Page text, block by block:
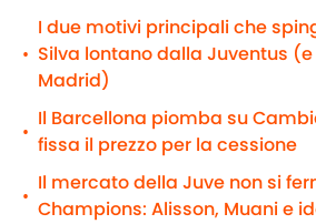
•
I due motivi principali che
Silva lontano dalla Juventus
Madrid)
•
Il Barcellona piomba su
fissa il prezzo per la cessione
•
Il mercato della Juve non si
Champions: Alisson, Muani e